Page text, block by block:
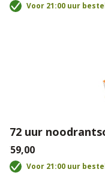
Voor 21:00 uur
72 uur
€59,00
Voor 21:00 uur